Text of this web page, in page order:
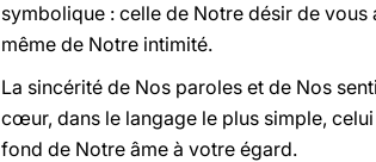
symbolique : celle de Notre désir de
même de Notre intimité.
La sincérité de Nos paroles et de Nos
cœur, dans le langage le plus simple,
fond de Notre âme à votre égard.